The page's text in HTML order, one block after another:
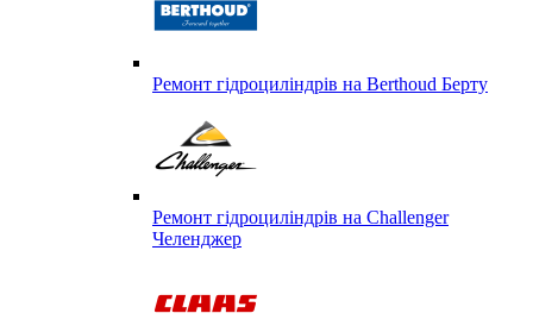
Ремонт гідроциліндрів на Berthoud Берту
Ремонт гідроциліндрів на Challenger
Челенджер